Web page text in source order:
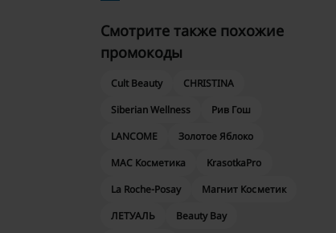
Смотрите также похожие
промокоды
Cult Beauty
CHRISTINA
Siberian Wellness
Рив Гош
LANCOME
Золотое Яблоко
MAC Косметика
KrasotkaPro
La Roche-Posay
Магнит Косметик
ЛЕТУАЛЬ
Beauty Bay